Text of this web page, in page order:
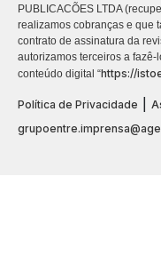
PUBLICACÕES LTDA
realizamos cobranças e que
contrato de assinatura da
autorizamos terceiros a
conteúdo digital “https://
Política de Privacidade